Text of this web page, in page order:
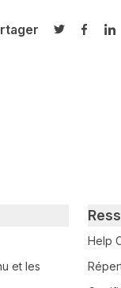
Partager
et les
Help